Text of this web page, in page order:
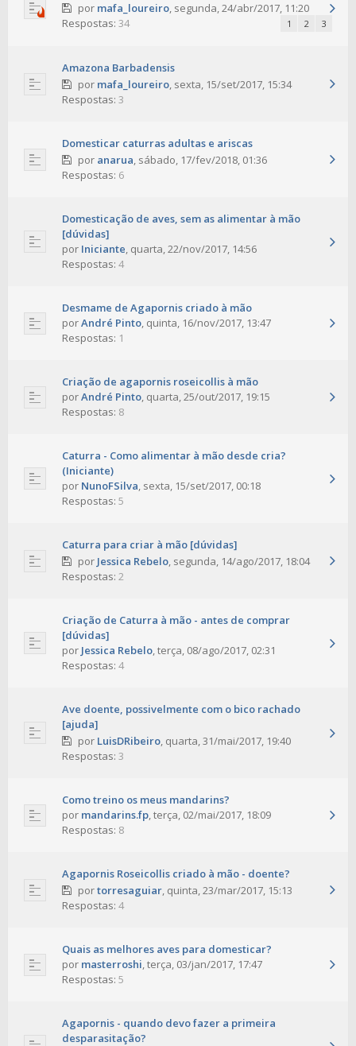
por mafa_loureiro, segunda, 24/abr/2017, 11:20
1 2 3
Respostas: 34
Amazona Barbadensis
por mafa_loureiro, sexta, 15/set/2017, 15:34
Respostas: 3
Domesticar caturras adultas e ariscas
por anarua, sábado, 17/fev/2018, 01:36
Respostas: 6
Domesticação de aves, sem as alimentar à mão
[dúvidas]
por Iniciante, quarta, 22/nov/2017, 14:56
Respostas: 4
Desmame de Agapornis criado à mão
porAndré Pinto, quinta, 16/nov/2017, 13:47
Respostas: 1
Criação de agapornis roseicollis à mão
porAndré Pinto, quarta, 25/out/2017, 19:15
Respostas: 8
Caturra - Como alimentar à mão desde cria?
(Iniciante)
por NunoFSilva, sexta, 15/set/2017, 00:18
Respostas: 5
Caturra para criar à mão [dúvidas]
por Jessica Rebelo, segunda, 14/ago/2017, 18:04
Respostas: 2
Criação de Caturra à mão - antes de comprar
[dúvidas]
por Jessica Rebelo,terça, 08/ago/2017, 02:31
Respostas: 4
Ave doente, possivelmente com o bico rachado
[ajuda]
por LuisDRibeiro, quarta, 31/mai/2017, 19:40
Respostas: 3
Como treino os meus mandarins?
por mandarins.fp,terça, 02/mai/2017, 18:09
Respostas: 8
Agapornis Roseicollis criado à mão - doente?
portorresaguiar, quinta, 23/mar/2017, 15:13
Respostas: 4
Quais as melhores aves para domesticar?
por masterroshi,terça, 03/jan/2017, 17:47
Respostas: 5
Agapornis - quando devo fazer a primeira
desparasitação?